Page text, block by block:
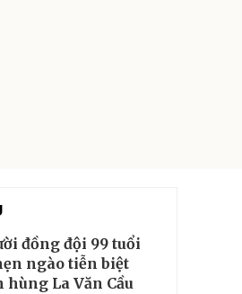
đồng đội 99 tuổi
ngào tiễn biệt
hùng La Văn Cầu